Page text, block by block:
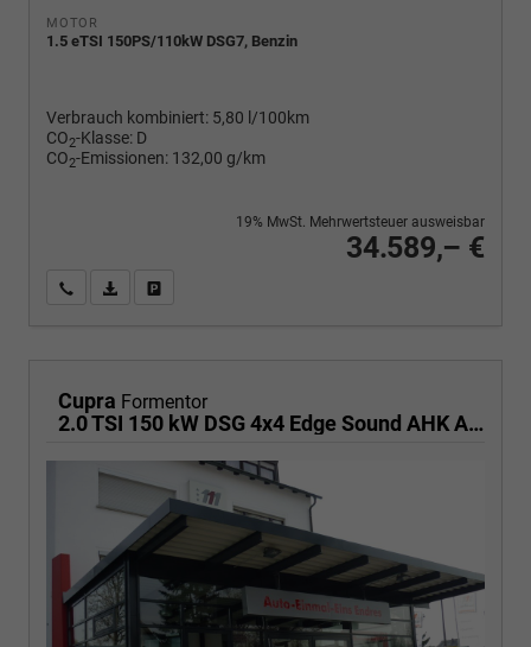
MOTOR
1.5 eTSI 150PS/110kW DSG7, Benzin
Verbrauch kombiniert: 5,80 l/100km
CO2-Klasse: D
CO2-Emissionen: 132,00 g/km
34.589,– €
19% MwSt. Mehrwertsteuer ausweisbar
Wir rufen Sie anPDF-Fahrzeugexposé drucken
Cupra Formentor
2.0 TSI 150 kW DSG 4x4 Edge Sound AHK ACC LED